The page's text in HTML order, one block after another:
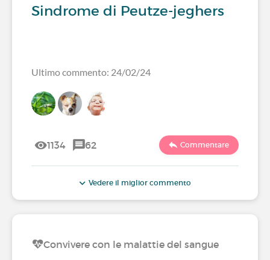
Sindrome di Peutze-jeghers
Ultimo commento: 24/02/24
1134 62 Commentare
Vedere il miglior commento
Convivere con le malattie del sangue